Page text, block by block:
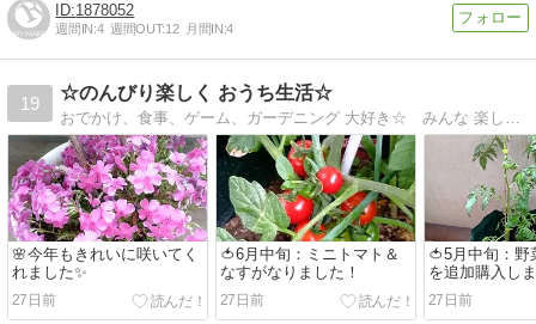
1878052
週間IN:4 週間OUT:12 月間IN:4
19
☆のんびり楽しく おうち生活☆
🌸今年もきれいに咲いてく
れました✨️
27日前
🍅6月中旬：ミニトマト＆
なすがなりました！
27日前
🍅5月中旬：野
を追加購入し
27日前